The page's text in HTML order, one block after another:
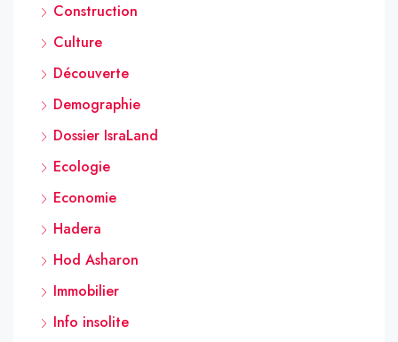
Construction
Culture
Découverte
Demographie
Dossier IsraLand
Ecologie
Economie
Hadera
Hod Asharon
Immobilier
Info insolite